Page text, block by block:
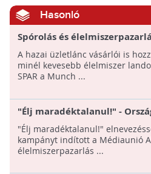
Hasonló
Spórolás és
nál indul a „muncholás”
A hazai üzletlánc vásárlói is
minél kevesebb élelmiszer
SPAR a Munch ...
"Élj maradéktalanul!" -
élelmiszerpazarlás ellen
"Élj maradéktalanul!"
kampányt indított a Médiaunió
élelmiszerpazarlás ...